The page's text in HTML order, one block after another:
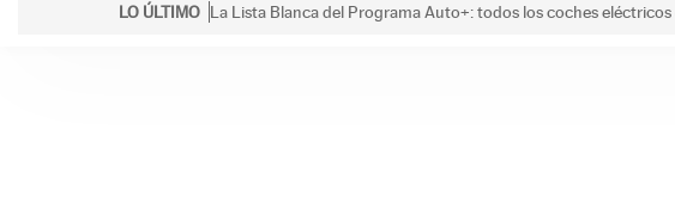
LO ÚLTIMO La Lista Blanca del Programa Auto+: todos los coches